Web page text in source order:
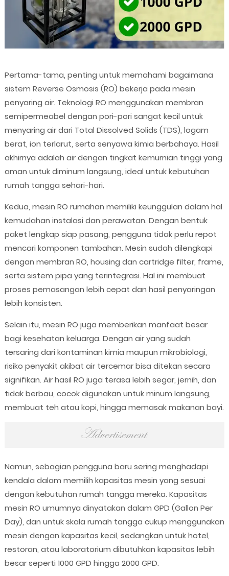
Pertama-tama, penting untuk memahami bagaimana
sistem Reverse Osmosis (RO) bekerja pada mesin
penyaring air. Teknologi RO menggunakan membran
semipermeabel dengan pori-pori sangat kecil untuk
menyaring air dari Total Dissolved Solids (TDS), logam
berat, ion terlarut, serta senyawa kimia berbahaya. Hasil
akhirnya adalah air dengan tingkat kemurnian tinggi yang
aman untuk diminum langsung, ideal untuk kebutuhan
rumah tangga sehari-hari.
Kedua, mesin RO rumahan memiliki keunggulan dalam hal
kemudahan instalasi dan perawatan. Dengan bentuk
paket lengkap siap pasang, pengguna tidak perlu repot
mencari komponen tambahan. Mesin sudah dilengkapi
dengan membran RO, housing dan cartridge filter, frame,
serta sistem pipa yang terintegrasi. Hal ini membuat
proses pemasangan lebih cepat dan hasil penyaringan
lebih konsisten.
Selain itu, mesin RO juga memberikan manfaat besar
bagi kesehatan keluarga. Dengan air yang sudah
tersaring dari kontaminan kimia maupun mikrobiologi,
risiko penyakit akibat air tercemar bisa ditekan secara
signifikan. Air hasil RO juga terasa lebih segar, jernih, dan
tidak berbau, cocok digunakan untuk minum langsung,
membuat teh atau kopi, hingga memasak makanan bayi.
Namun, sebagian pengguna baru sering menghadapi
kendala dalam memilih kapasitas mesin yang sesuai
dengan kebutuhan rumah tangga mereka. Kapasitas
mesin RO umumnya dinyatakan dalam GPD (Gallon Per
Day), dan untuk skala rumah tangga cukup menggunakan
mesin dengan kapasitas kecil, sedangkan untuk hotel,
restoran, atau laboratorium dibutuhkan kapasitas lebih
besar seperti 1000 GPD hingga 2000 GPD.